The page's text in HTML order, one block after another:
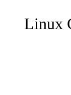
Linux